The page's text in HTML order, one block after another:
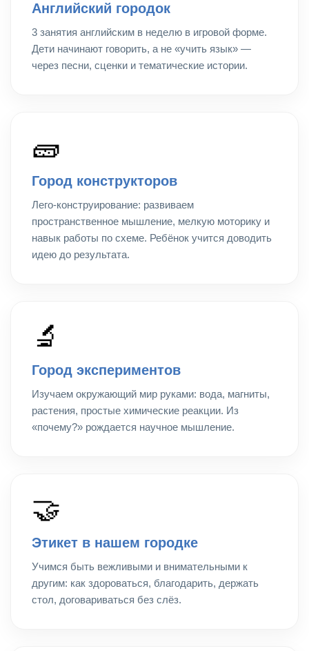
Английский городок
3 занятия английским в неделю в игровой форме.
Дети начинают говорить, а не «учить язык» —
через песни, сценки и тематические истории.
🧱
Город конструкторов
Лего-конструирование: развиваем
пространственное мышление, мелкую моторику и
навык работы по схеме. Ребёнок учится доводить
идею до результата.
🔬
Город экспериментов
Изучаем окружающий мир руками: вода, магниты,
растения, простые химические реакции. Из
«почему?» рождается научное мышление.
🤝
Этикет в нашем городке
Учимся быть вежливыми и внимательными к
другим: как здороваться, благодарить, держать
стол, договариваться без слёз.